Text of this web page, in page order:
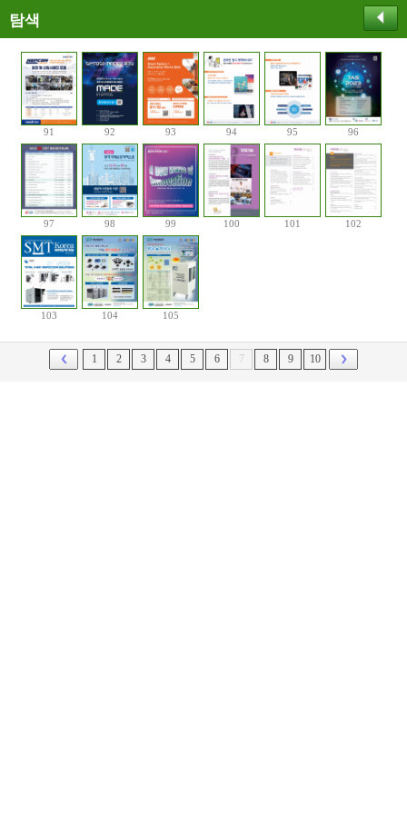
탐색
91 92 93 94 95 96
97 98 99 100 101 102
103 104 105
1 2 3 4 5 6 7 8 9 10